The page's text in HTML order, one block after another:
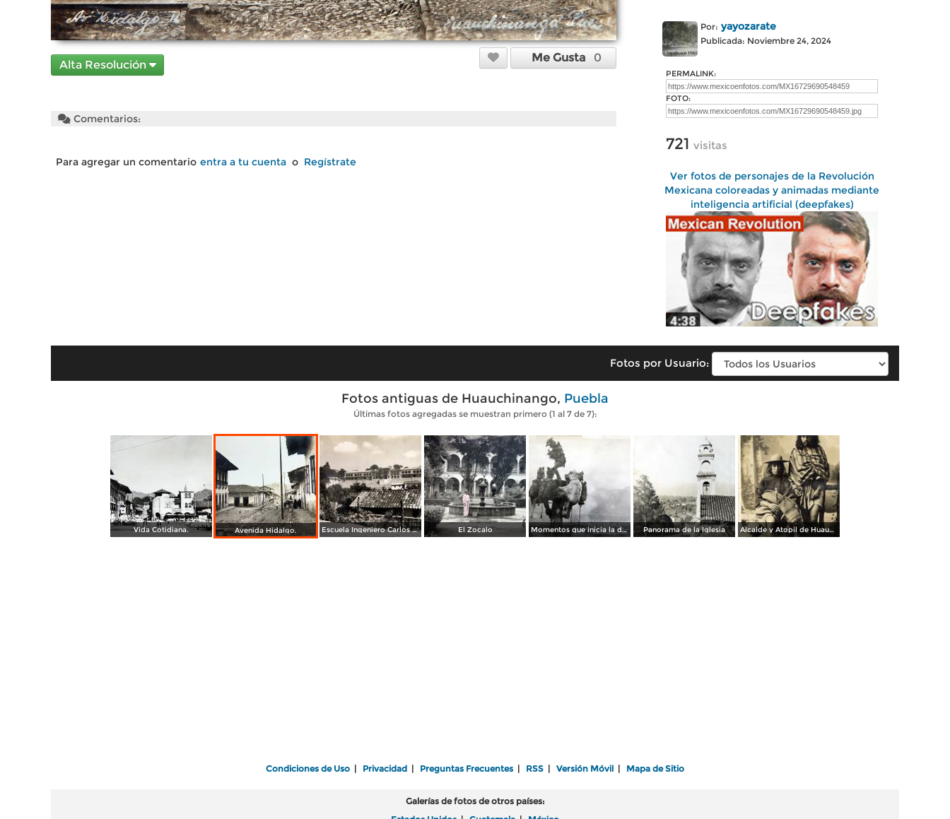
Alta Resolución
Me Gusta 0
Comentarios:
Para agregar un comentario entra a tu cuenta o Regístrate
Por: yayozarate
Publicada: Noviembre 24, 2024
PERMALINK:
FOTO:
721 visitas
Ver fotos de personajes de la Revolución
Mexicana coloreadas y animadas mediante
inteligencia artificial (deepfakes)
Fotos por Usuario:
Fotos antiguas de Huauchinango, Puebla
Últimas fotos agregadas se muestran primero (1 al 7 de 7):
Vida Cotidiana. Avenida Hidalgo. Escuela Ingeniero Carlos Betancourt de Huauchinango, Puebla. El Zocalo Momentos que inicia la danza del volador Azteca Panorama de la Iglesia Alcalde y Atopil de Huauchinango
Condiciones de Uso Privacidad Preguntas Frecuentes RSS Versión Móvil Mapa de Sitio
Galerías de fotos de otros países: